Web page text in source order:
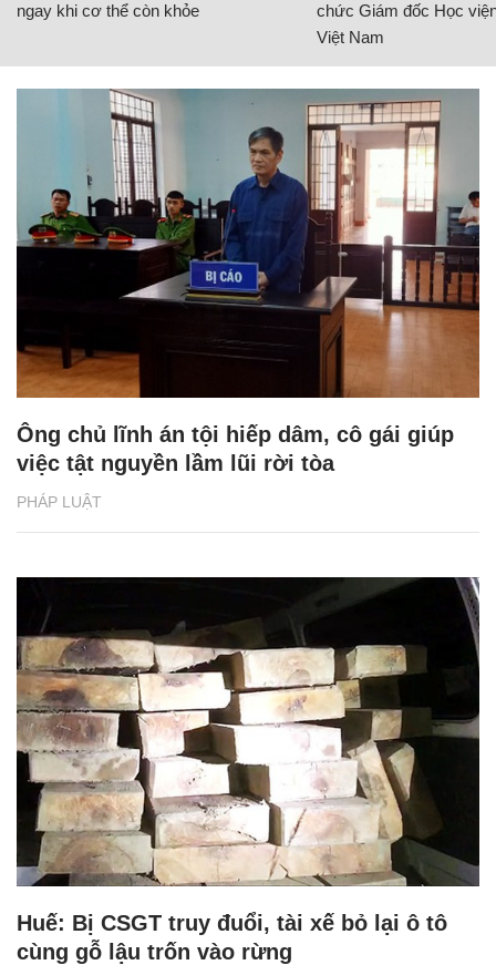
ngay khi cơ thể còn khỏe
chức Giám đốc Học
Việt Nam
PHÁP LUẬT
Ông chủ lĩnh án tội hiếp dâm, cô gái giúp
việc tật nguyền lầm lũi rời tòa
Huế: Bị CSGT truy đuổi, tài xế bỏ lại ô tô
cùng gỗ lậu trốn vào rừng